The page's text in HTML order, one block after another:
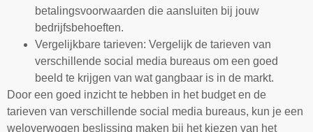
betalingsvoorwaarden die aansluiten bij jouw
bedrijfsbehoeften.
Vergelijkbare tarieven: Vergelijk de tarieven van
verschillende social media bureaus om een goed
beeld te krijgen van wat gangbaar is in de markt.
Door een goed inzicht te hebben in het budget en de
tarieven van verschillende social media bureaus, kun je een
weloverwogen beslissing maken bij het kiezen van het